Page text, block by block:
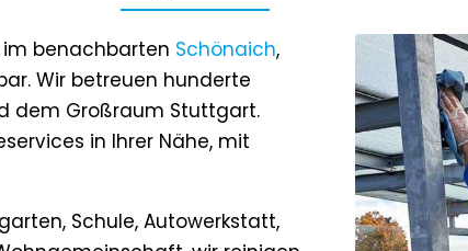
im benachbarten Schönaich,
Wir betreuen hunderte
dem Großraum Stuttgart.
in Ihrer Nähe, mit
Schule, Autowerkstatt,